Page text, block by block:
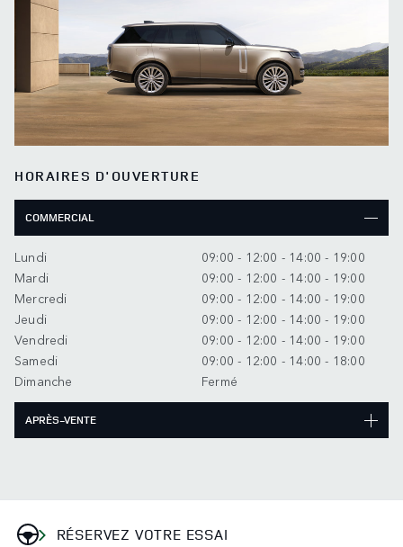
HORAIRES D'OUVERTURE
COMMERCIAL
Lundi
09:00 - 12:00 - 14:00 - 19:00
Mardi
09:00 - 12:00 - 14:00 - 19:00
Mercredi
09:00 - 12:00 - 14:00 - 19:00
Jeudi
09:00 - 12:00 - 14:00 - 19:00
Vendredi
09:00 - 12:00 - 14:00 - 19:00
Samedi
09:00 - 12:00 - 14:00 - 18:00
Dimanche
Fermé
APRÈS-VENTE
RÉSERVEZ VOTRE ESSAI